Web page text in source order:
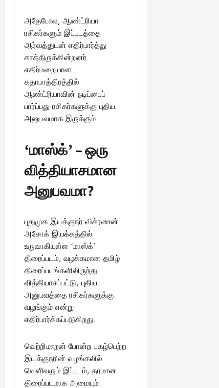
அதேபோல, ஆண்ட்ரியா
ரசிகர்களும் இப்படத்தை
ஆர்வத்துடன் எதிர்பார்த்து
காத்திருக்கின்றனர்.
எதிர்மறையான
கதாபாத்திரத்தில்
ஆண்ட்ரியாவின் நடிப்பைப்
பார்ப்பது ரசிகர்களுக்கு புதிய
அனுபவமாக இருக்கும்.
‘மாஸ்க்’ – ஒரு
வித்தியாசமான
அனுபவமா?
புதுமுக இயக்குநர் விக்ரணன்
அசோக் இயக்கத்தில்
உருவாகியுள்ள ‘மாஸ்க்’
திரைப்படம், வழக்கமான தமிழ்
திரைப்படங்களிலிருந்து
வித்தியாசப்பட்டு, புதிய
அனுபவத்தை ரசிகர்களுக்கு
வழங்கும் என்று
எதிர்பார்க்கப்படுகிறது.
வெற்றிமாறன் போன்ற புகழ்பெற்ற
இயக்குநரின் வழங்கலில்
வெளிவரும் இப்படம், தரமான
திரைப்படமாக அமையும்